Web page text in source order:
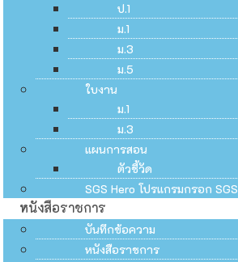
ป.1
ม.1
ม.3
ม.5
ใบงาน
ม.1
ม.3
แผนการสอน
ตัวชี้วัด
SGS Hero โปรแกรมกรอก SGS
หนังสือราชการ
บันทึกข้อความ
หนังสือราชการ